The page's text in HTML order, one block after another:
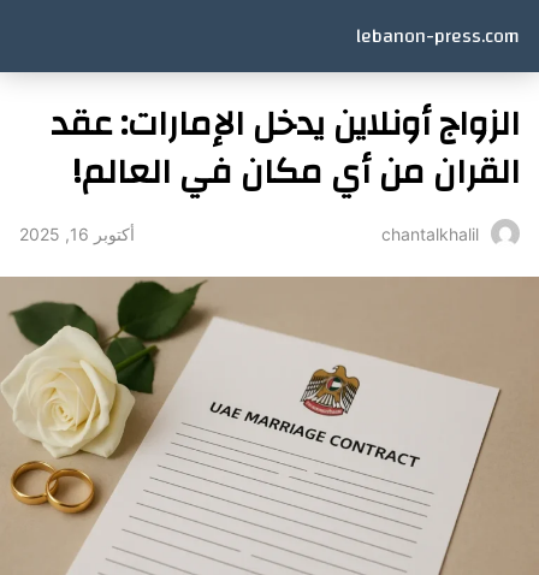
lebanon-press.com
الزواج أونلاين يدخل الإمارات: عقد
القران من أي مكان في العالم!
chantalkhalil أكتوبر 16, 2025